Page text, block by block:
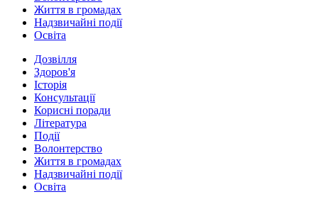
Життя в громадах
Надзвичайні події
Освіта
Дозвілля
Здоров'я
Історія
Консультації
Корисні поради
Література
Події
Волонтерство
Життя в громадах
Надзвичайні події
Освіта